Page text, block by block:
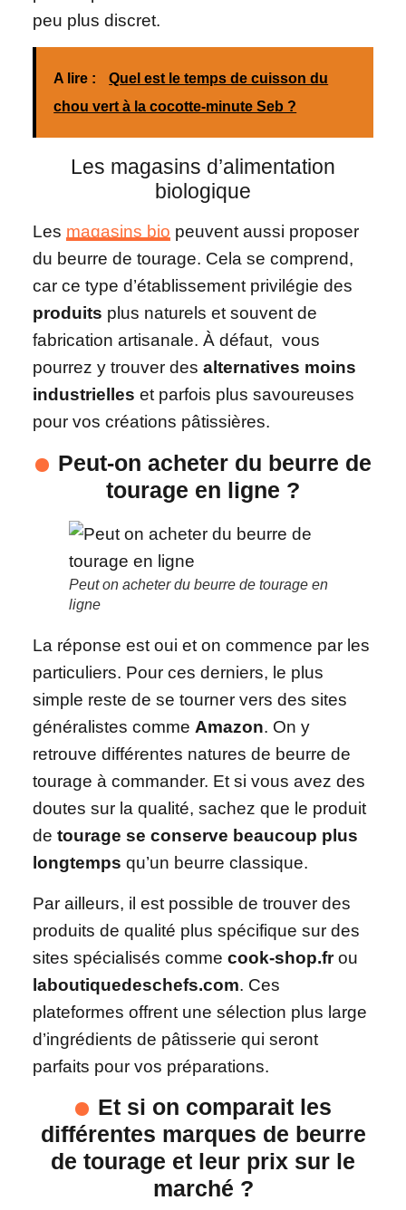
peu plus discret.
A lire :
Quel est le temps de cuisson du
chou vert à la cocotte-minute Seb ?
Les magasins d’alimentation
biologique
Les magasins bio peuvent aussi proposer
du beurre de tourage. Cela se comprend,
car ce type d’établissement privilégie des
produits plus naturels et souvent de
fabrication artisanale. À défaut, vous
pourrez y trouver des alternatives moins
industrielles et parfois plus savoureuses
pour vos créations pâtissières.
Peut-on acheter du beurre de
tourage en ligne ?
Peut on acheter du beurre de tourage en
ligne
La réponse est oui et on commence par les
particuliers. Pour ces derniers, le plus
simple reste de se tourner vers des sites
généralistes comme Amazon. On y
retrouve différentes natures de beurre de
tourage à commander. Et si vous avez des
doutes sur la qualité, sachez que le produit
de tourage se conserve beaucoup plus
longtemps qu’un beurre classique.
Par ailleurs, il est possible de trouver des
produits de qualité plus spécifique sur des
sites spécialisés comme cook-shop.frou
laboutiquedeschefs.com. Ces
plateformes offrent une sélection plus large
d’ingrédients de pâtisserie qui seront
parfaits pour vos préparations.
Et si on comparait les
différentes marques de beurre
de tourage et leur prix sur le
marché ?